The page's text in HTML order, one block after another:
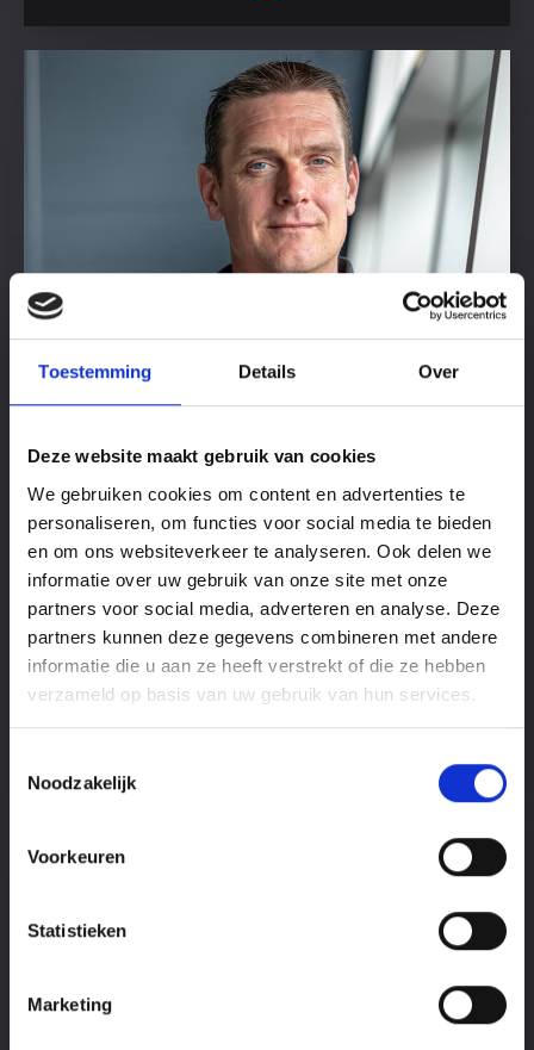
Toestemming Details Over
Deze website maakt gebruik van cookies
We gebruiken cookies om content en advertenties te
personaliseren, om functies voor social media te bieden
en om ons websiteverkeer te analyseren. Ook delen we
informatie over uw gebruik van onze site met onze
partners voor social media, adverteren en analyse. Deze
partners kunnen deze gegevens combineren met andere
informatie die u aan ze heeft verstrekt of die ze hebben
verzameld op basis van uw gebruik van hun services.
Noodzakelijk
Voorkeuren
Statistieken
Marketing
Edwin Landman
POETSAXXI SPECIALIST
Wanneer er echt gas gegeven moet worden staat
Edwin voor u en voor ons klaar! Met de nodige